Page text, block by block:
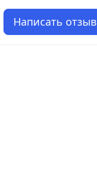
Написать отзыв